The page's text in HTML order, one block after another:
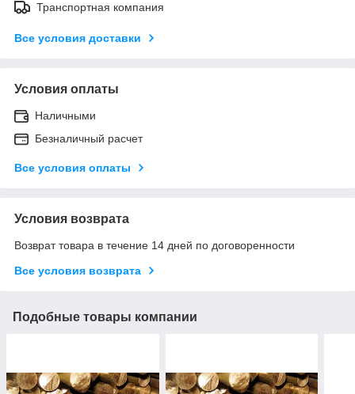
Транспортная компания
Все условия доставки
Условия оплаты
Наличными
Безналичный расчет
Все условия оплаты
Условия возврата
Возврат товара в течение 14 дней по договоренности
Все условия возврата
Подобные товары компании